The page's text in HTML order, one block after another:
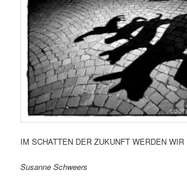
IM SCHATTEN DER ZUKUNFT WERDEN
Susanne Schweers